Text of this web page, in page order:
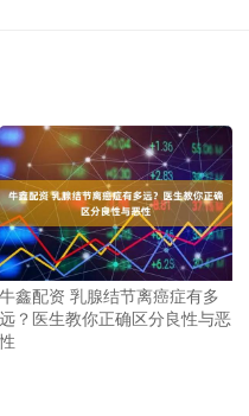
牛鑫配资 乳腺结节离癌症有多
远？医生教你正确区分良性与恶
性